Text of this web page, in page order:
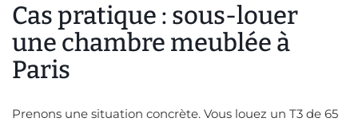
Cas pratique : sous-louer
une chambre meublée à
Paris
Prenons une situation concrète. Vous louez un T3 de 65